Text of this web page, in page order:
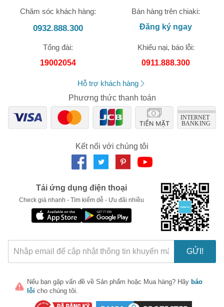
Chăm sóc khách hàng:
0932.888.300
Bán hàng trên chiaki:
Đăng ký ngay
Tổng đài:
19002054
Khiếu nại, báo lỗi:
0911.888.300
Hỗ trợ khách hàng
Phương thức thanh toán
Kết nối với chúng tôi
Tải ứng dụng điện thoại
Check giá nhanh - Tìm kiếm dễ - Ưu đãi nhiều
GỬI!
Nếu bạn gặp vấn đề về Sản phẩm hoặc Mua hàng? Hãy báo
lỗi cho chúng tôi.
XXX-XXXX
Áp dụng cho đơn hàng từ:
Ngày hết hạn:
LẤY MÃ NGAY